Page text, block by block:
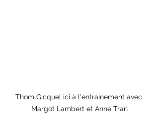
Thom Gicquel ici à l'entrainement avec
Margot Lambert et Anne Tran